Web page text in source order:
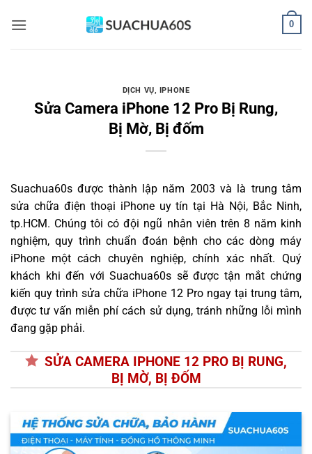
qua
0
DỊCH VỤ, IPHONE
Sửa Camera iPhone 12 Pro Bị Rung,
Bị Mờ, Bị đốm
Suachua60s được thành lập năm 2003 và là trung tâm
sửa chữa điện thoại iPhone uy tín tại Hà Nội, Bắc Ninh,
tp.HCM. Chúng tôi có đội ngũ nhân viên trên 8 năm kinh
nghiệm, quy trình chuẩn đoán bệnh cho các dòng máy
iPhone một cách chuyên nghiệp, chính xác nhất. Quý
khách khi đến với Suachua60s sẽ được tận mắt chứng
kiến quy trình sửa chữa iPhone 12 Pro ngay tại trung tâm,
được tư vấn miễn phí cách sử dụng, tránh những lỗi mình
đang gặp phải.
SỬA CAMERA IPHONE 12 PRO BỊ RUNG,
BỊ MỜ, BỊ ĐỐM